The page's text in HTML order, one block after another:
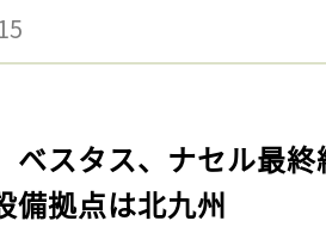
ベスタス、ナセル最
備拠点は北九州